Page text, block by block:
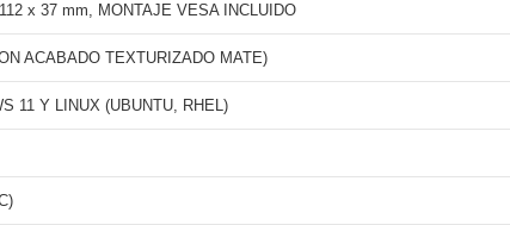
x 37 mm, MONTAJE VESA INCLUIDO
ACABADO TEXTURIZADO MATE)
11 Y LINUX (UBUNTU, RHEL)